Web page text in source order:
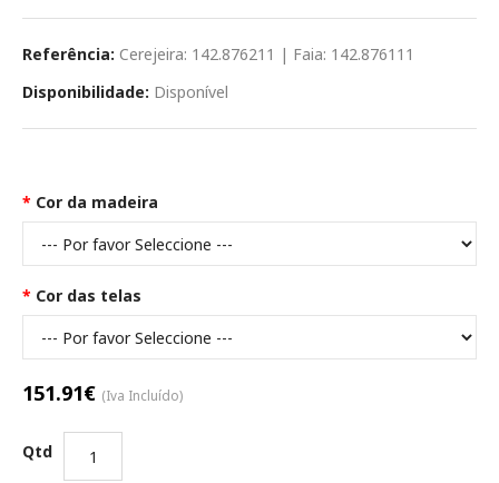
Referência: Cerejeira: 142.876211 | Faia: 142.876111
Disponibilidade: Disponível
Cor da madeira
Cor das telas
151.91€ (Iva Incluído)
Qtd